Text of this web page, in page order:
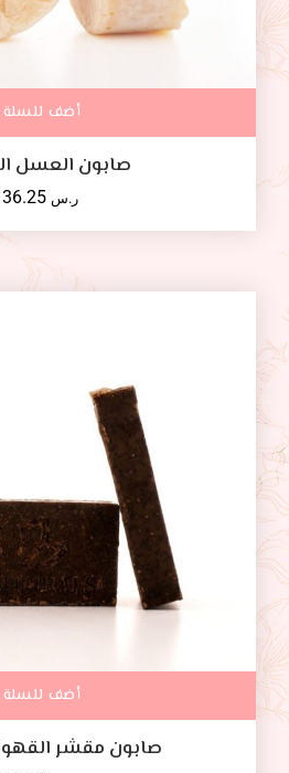
أضف للسلة
صابون العسل
ر.س
أضف للسلة
صابون مقشر